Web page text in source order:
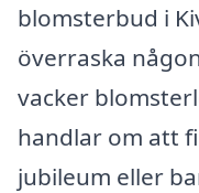
blomsterbud i
överraska
vacker
handlar om att
jubileum eller